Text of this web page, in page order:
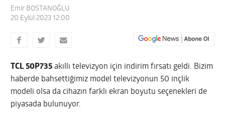
Emir BOSTANOĞLU
20 Eylül 2023 12:00
TCL 50P735 akıllı televizyon için indirim fırsatı geldi. Bizim
haberde bahsettiğimiz model televizyonun 50 inçlik
modeli olsa da cihazın farklı ekran boyutu seçenekleri de
piyasada bulunuyor.